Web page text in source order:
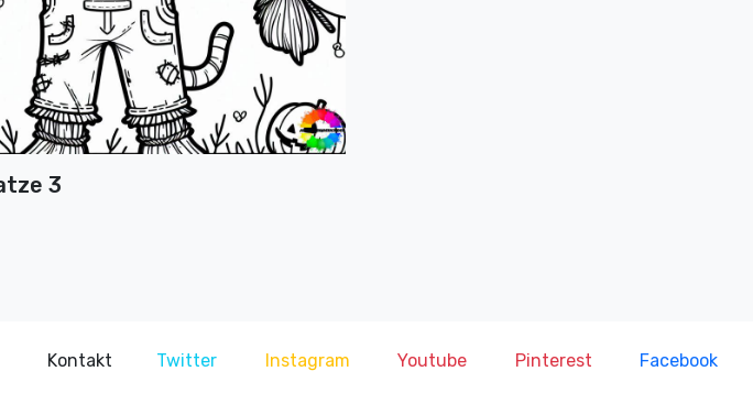
3
Kontakt Twitter Instagram Youtube Pinterest Facebook